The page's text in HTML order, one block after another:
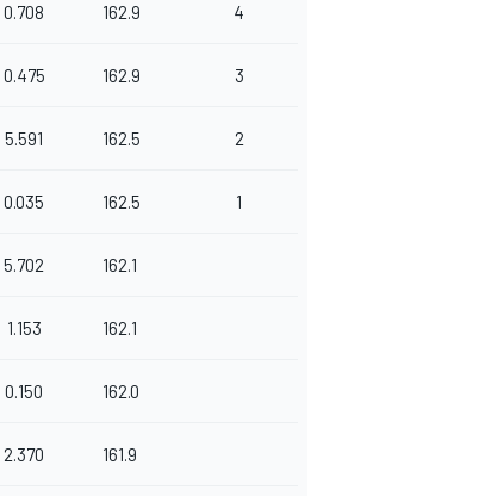
0.708 162.9 4
0.475 162.9 3
5.591 162.5 2
0.035 162.5 1
5.702 162.1
1.153 162.1
0.150 162.0
2.370 161.9